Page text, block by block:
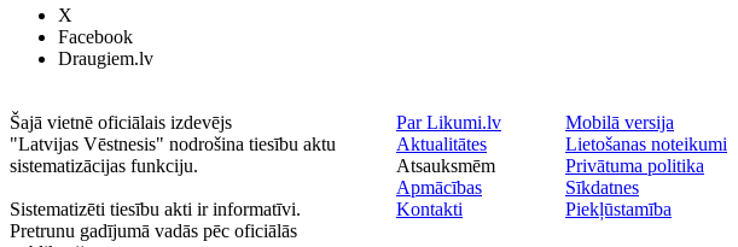
X
Facebook
Draugiem.lv
Šajā vietnē oficiālais izdevējs
"Latvijas Vēstnesis" nodrošina tiesību aktu
sistematizācijas funkciju.
Sistematizēti tiesību akti ir informatīvi.
Pretrunu gadījumā vadās pēc oficiālās
Par Likumi.lv
Aktualitātes
Atsauksmēm
Apmācības
Kontakti
Mobilā versija
Lietošanas noteikumi
Privātuma politika
Sīkdatnes
Piekļūstamība